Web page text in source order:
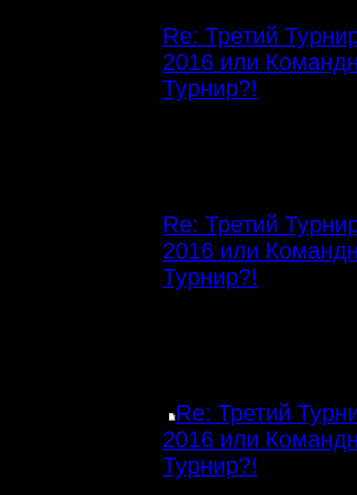
Re: Третий
2016 или
Турнир?!
Re: Третий
2016 или
Турнир?!
Re: Третий
2016 или
Турнир?!